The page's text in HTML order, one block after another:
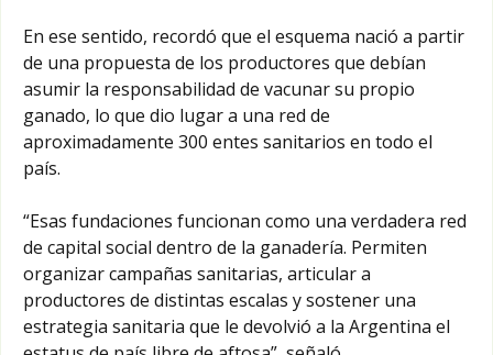
En ese sentido, recordó que el esquema nació a partir
de una propuesta de los productores que debían
asumir la responsabilidad de vacunar su propio
ganado, lo que dio lugar a una red de
aproximadamente 300 entes sanitarios en todo el
país.
“Esas fundaciones funcionan como una verdadera red
de capital social dentro de la ganadería. Permiten
organizar campañas sanitarias, articular a
productores de distintas escalas y sostener una
estrategia sanitaria que le devolvió a la Argentina el